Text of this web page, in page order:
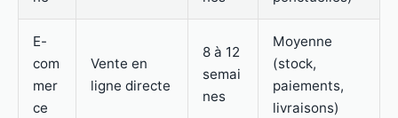
E-
com
mer
ce
Vente en
ligne directe
8 à 12
semai
nes
Moyenne
(stock,
paiements,
livraisons)